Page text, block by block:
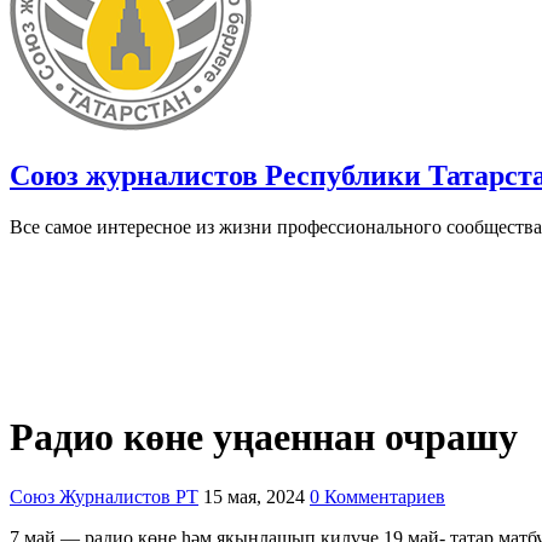
Союз журналистов Республики
Все самое интересное из жизни профессионального сообщества
Радио көне уңаеннан очрашу
Союз Журналистов РТ 15 мая, 2024 0 Комментариев
7 май — радио көне һәм якынлашып килүче 19 май- татар